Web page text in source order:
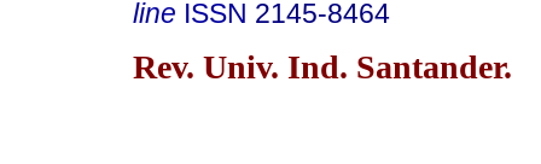
line ISSN 2145-8464
Rev. Univ. Ind. Santander.